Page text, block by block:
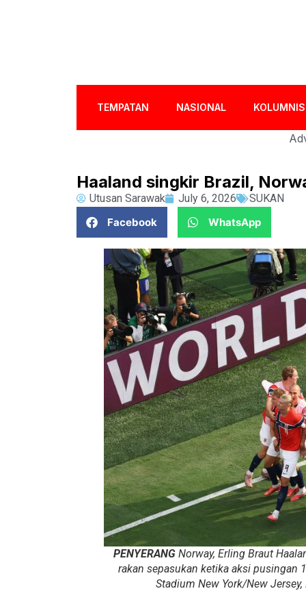
TEMPATAN NASIONAL KOLUMNIS
Haaland singkir Brazil,
Utusan Sarawak July 6, 2026
SUKAN
Facebook
WhatsApp
PENYERANG Norway, Erling Braut
rakan sepasukan ketika aksi pusingan
Stadium New York/New